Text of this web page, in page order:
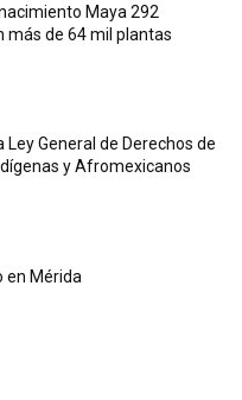
Maya 292
más de 64 mil plantas
Ley General de Derechos de
y Afromexicanos
en Mérida